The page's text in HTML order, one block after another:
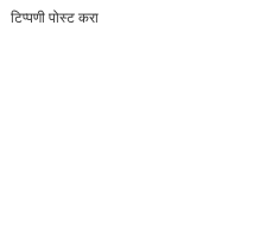
टिप्पणी पोस्ट करा